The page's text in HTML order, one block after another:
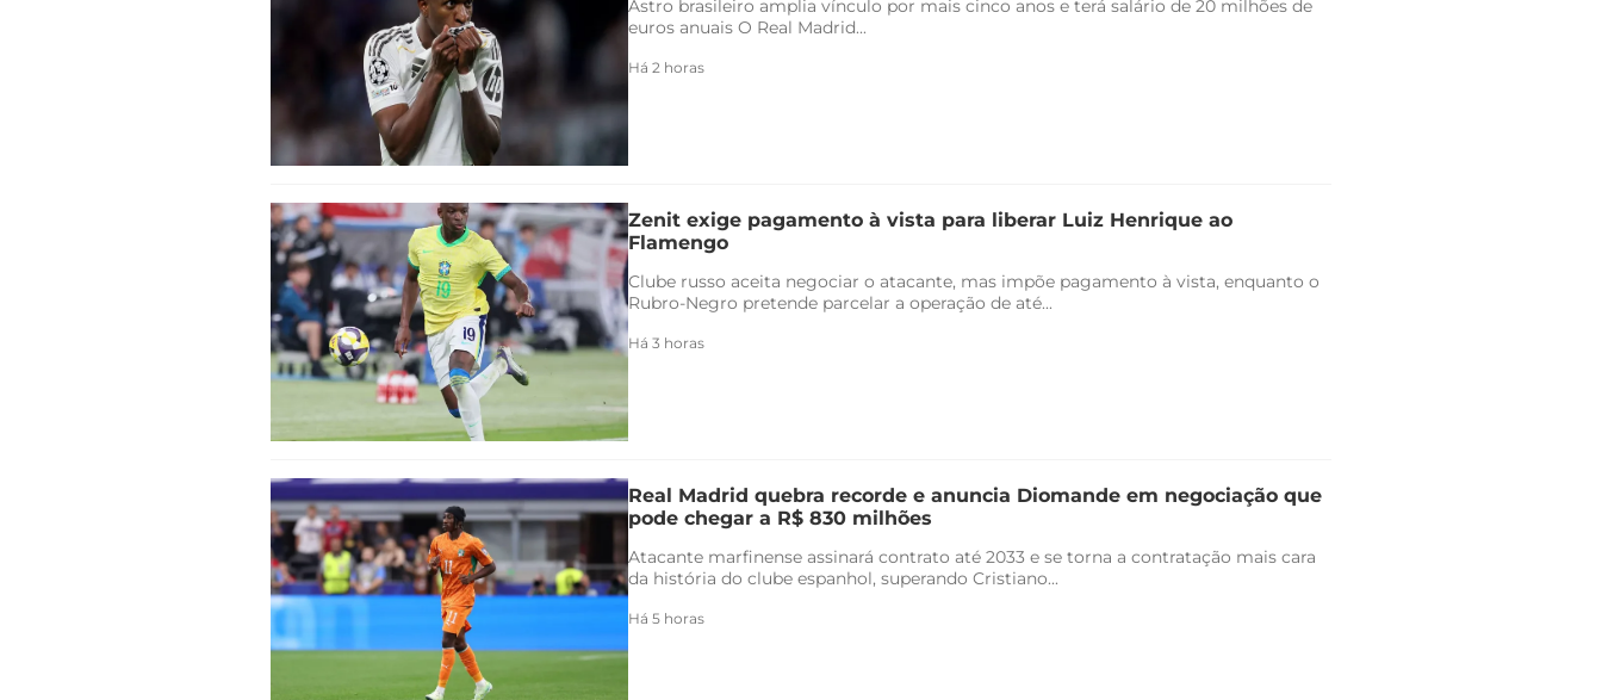
Astro brasileiro amplia vínculo por mais cinco anos e terá salário de 20 milhões de
euros anuais O Real Madrid...
Há 2 horas
Zenit exige pagamento à vista para liberar Luiz Henrique ao
Flamengo
Clube russo aceita negociar o atacante, mas impõe pagamento à vista, enquanto o
Rubro-Negro pretende parcelar a operação de até...
Há 3 horas
Real Madrid quebra recorde e anuncia Diomande em negociação que
pode chegar a R$ 830 milhões
Atacante marfinense assinará contrato até 2033 e se torna a contratação mais cara
da história do clube espanhol, superando Cristiano...
Há 5 horas